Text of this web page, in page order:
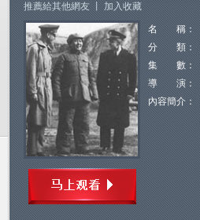
推薦給其他網友 加入收藏
名 稱：
分 類：
集 數：
導 演：
內容簡介：